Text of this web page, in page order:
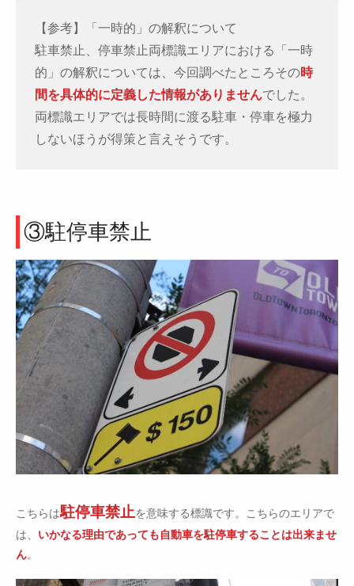
【参考】「一時的」の解釈について
駐車禁止、停車禁止両標識エリアにおける「一時
的」の解釈については、今回調べたところその時
間を具体的に定義した情報がありませんでした。
両標識エリアでは長時間に渡る駐車・停車を極力
しないほうが得策と言えそうです。
③駐停車禁止
こちらは駐停車禁止を意味する標識です。こちらのエリアで
は、 いかなる理由であっても自動車を駐停車することは出来ませ
ん。